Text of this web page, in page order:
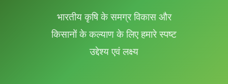
भारतीय कृषि के समग्र विकास और
किसानों के कल्याण के लिए हमारे स्पष्ट
उद्देश्य एवं लक्ष्य